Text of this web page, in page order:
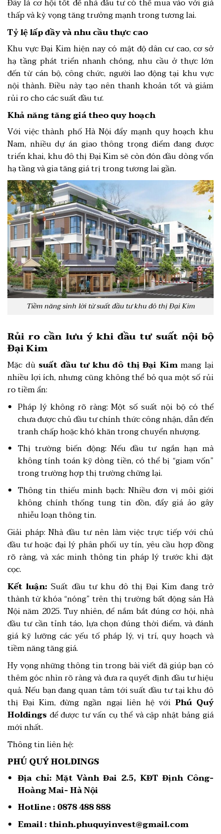
Đây là cơ hội tốt để nhà đầu tư có thể mua vào với giá
thấp và kỳ vọng tăng trưởng mạnh trong tương lai.
Tỷ lệ lấp đầy và nhu cầu thực cao
Khu vực Đại Kim hiện nay có mật độ dân cư cao, cơ sở
hạ tầng phát triển nhanh chóng, nhu cầu ở thực lớn
đến từ cán bộ, công chức, người lao động tại khu vực
nội thành. Điều này tạo nên thanh khoản tốt và giảm
rủi ro cho các suất đầu tư.
Khả năng tăng giá theo quy hoạch
Với việc thành phố Hà Nội đẩy mạnh quy hoạch khu
Nam, nhiều dự án giao thông trọng điểm đang được
triển khai, khu đô thị Đại Kim sẽ còn đón đầu dòng vốn
hạ tầng và gia tăng giá trị trong tương lai gần.
Tiềm năng sinh lời từ suất đầu tư khu đô thị Đại Kim
Rủi ro cần lưu ý khi đầu tư suất nội bộ
Đại Kim
Mặc dù suất đầu tư khu đô thị Đại Kimmang lại
nhiều lợi ích, nhưng cũng không thể bỏ qua một số rủi
ro tiềm ẩn:
Pháp lý không rõ ràng: Một số suất nội bộ có thể
chưa được chủ đầu tư chính thức công nhận, dẫn đến
tranh chấp hoặc khó khăn trong chuyển nhượng.
Thị trường biến động: Nếu đầu tư ngắn hạn mà
không tính toán kỹ dòng tiền, có thể bị “giam vốn”
trong trường hợp thị trường chững lại.
Thông tin thiếu minh bạch: Nhiều đơn vị môi giới
không chính thống tung tin đồn, đẩy giá ảo gây
nhiễu loạn thông tin.
Giải pháp: Nhà đầu tư nên làm việc trực tiếp với chủ
đầu tư hoặc đại lý phân phối uy tín, yêu cầu hợp đồng
rõ ràng, và xác minh thông tin pháp lý trước khi đặt
cọc.
Kết luận: Suất đầu tư khu đô thị Đại Kim đang trở
thành từ khóa “nóng” trên thị trường bất động sản Hà
Nội năm 2025. Tuy nhiên, để nắm bắt đúng cơ hội, nhà
đầu tư cần tỉnh táo, lựa chọn đúng thời điểm, và đánh
giá kỹ lưỡng các yếu tố pháp lý, vị trí, quy hoạch và
tiềm năng tăng giá.
Hy vọng những thông tin trong bài viết đã giúp bạn có
thêm góc nhìn rõ ràng và đưa ra quyết định đầu tư hiệu
quả. Nếu bạn đang quan tâm tới suất đầu tư tại khu đô
thị Đại Kim, đừng ngần ngại liên hệ với Phú Quý
Holdings để được tư vấn cụ thể và cập nhật bảng giá
mới nhất.
Thông tin liên hệ:
PHÚ QUÝ HOLDINGS
Địa chỉ:Mặt Vành Đai 2.5, KĐT Định Công-
Hoàng Mai- Hà Nội
Hotline : 0878 488 888
Email : thinh.phuquyinvest@gmail.com